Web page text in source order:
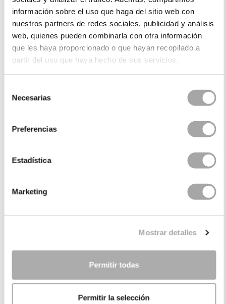
información sobre el uso que haga del sitio web con
nuestros partners de redes sociales, publicidad y análisis
web, quienes pueden combinarla con otra información
que les haya proporcionado o que hayan recopilado a
partir del uso que haya hecho de sus servicios.
Necesarias
Preferencias
Estadística
Marketing
Mostrar detalles
Permitir todas
Permitir la selección